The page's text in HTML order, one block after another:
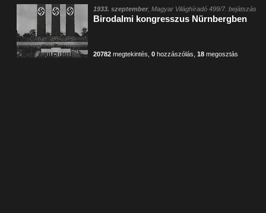
1933. szeptember, Magyar Világhíradó 499/7. bejátszás
Birodalmi kongresszus Nürnbergben
20782 megtekintés ,0 hozzászólás ,18 megosztás